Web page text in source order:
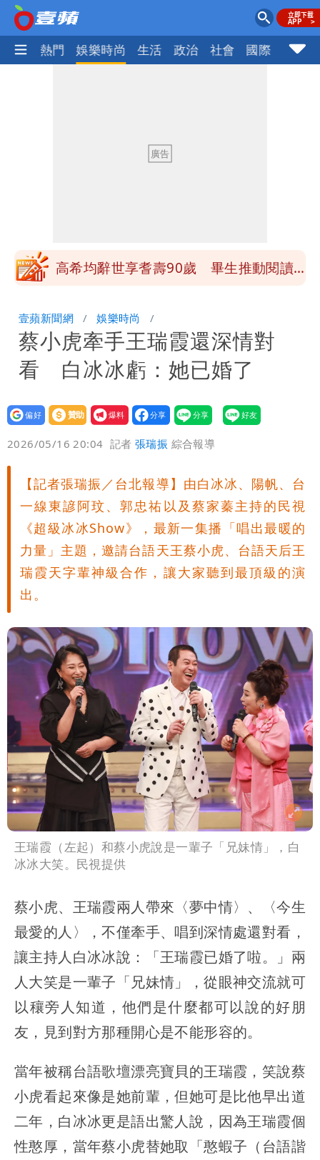
焦點 熱門 娛樂時尚 生活 政治 社會 國際 財經
變強」 路徑分歧藏警訊：不利強度維持
高希均辭世享耆壽90歲 畢生推動閱讀
砸重金再買一整桌卡盒
白海豚驚險掠過北部 專家估：海警明發
布 陸警可能相對低
「楊承勳」名字終於公開！被害人父淚喊
「終於能交代」 捐500萬獎學金延續愛
白海豚颱風逼近！鄭明典示警「恐遇黑潮
變強」 路徑分歧藏警訊：不利強度維持
壹蘋新聞網 娛樂時尚
蔡小虎牽手王瑞霞還深情對
看 白冰冰虧：她已婚了
設為
贊助
我要
爆料
分享
2026/05/16 20:04 記者張瑞振 綜合報導
【記者張瑞振／台北報導】由白冰冰、陽帆、台
一線東諺阿玟、郭忠祐以及蔡家蓁主持的民視
《超級冰冰Show》，最新一集播「唱出最暖的
力量」主題，邀請台語天王蔡小虎、台語天后王
瑞霞天字輩神級合作，讓大家聽到最頂級的演
出。
王瑞霞（左起）和蔡小虎說是一輩子「兄妹情」，白
冰冰大笑。民視提供
蔡小虎、王瑞霞兩人帶來〈夢中情〉、〈今生
最愛的人〉，不僅牽手、唱到深情處還對看，
讓主持人白冰冰說：「王瑞霞已婚了啦。」兩
人大笑是一輩子「兄妹情」，從眼神交流就可
以穰旁人知道，他們是什麼都可以說的好朋
友，見到對方那種開心是不能形容的。
當年被稱台語歌壇漂亮寶貝的王瑞霞，笑說蔡
小虎看起來像是她前輩，但她可是比他早出道
二年，白冰冰更是語出驚人說，因為王瑞霞個
性憨厚，當年蔡小虎替她取「憨蝦子（台語諧